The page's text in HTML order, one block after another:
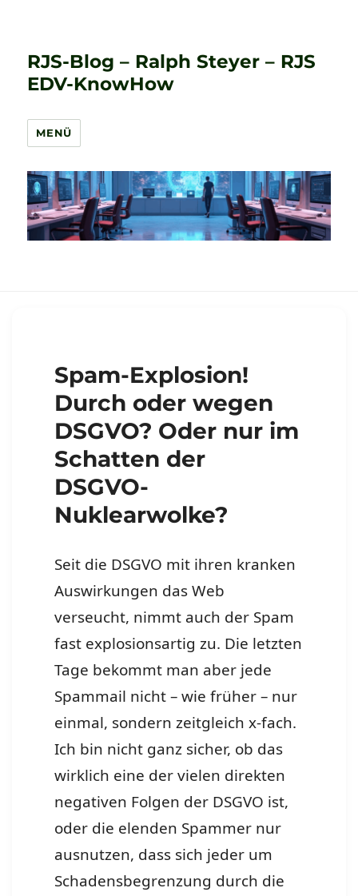
RJS-Blog – Ralph Steyer – RJS
EDV-KnowHow
MENÜ
Spam-Explosion!
Durch oder wegen
DSGVO? Oder nur im
Schatten der
DSGVO-
Nuklearwolke?
Seit die DSGVO mit ihren kranken
Auswirkungen das Web
verseucht, nimmt auch der Spam
fast explosionsartig zu. Die letzten
Tage bekommt man aber jede
Spammail nicht – wie früher – nur
einmal, sondern zeitgleich x-fach.
Ich bin nicht ganz sicher, ob das
wirklich eine der vielen direkten
negativen Folgen der DSGVO ist,
oder die elenden Spammer nur
ausnutzen, dass sich jeder um
Schadensbegrenzung durch die